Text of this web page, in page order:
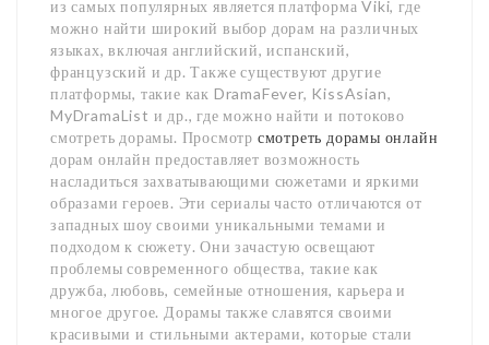
из самых популярных является платформа Viki, где
можно найти широкий выбор дорам на различных
языках, включая английский, испанский,
французский и др. Также существуют другие
платформы, такие как DramaFever, KissAsian,
MyDramaList и др., где можно найти и потоково
смотреть дорамы. Просмотр смотреть дорамы онлайн
дорам онлайн предоставляет возможность
насладиться захватывающими сюжетами и яркими
образами героев. Эти сериалы часто отличаются от
западных шоу своими уникальными темами и
подходом к сюжету. Они зачастую освещают
проблемы современного общества, такие как
дружба, любовь, семейные отношения, карьера и
многое другое. Дорамы также славятся своими
красивыми и стильными актерами, которые стали